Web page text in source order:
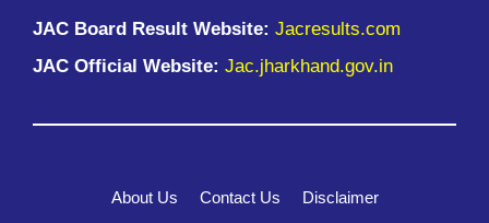
JAC Board Result Website: Jacresults.com
JAC Official Website: Jac.jharkhand.gov.in
About Us Contact Us
Disclaimer